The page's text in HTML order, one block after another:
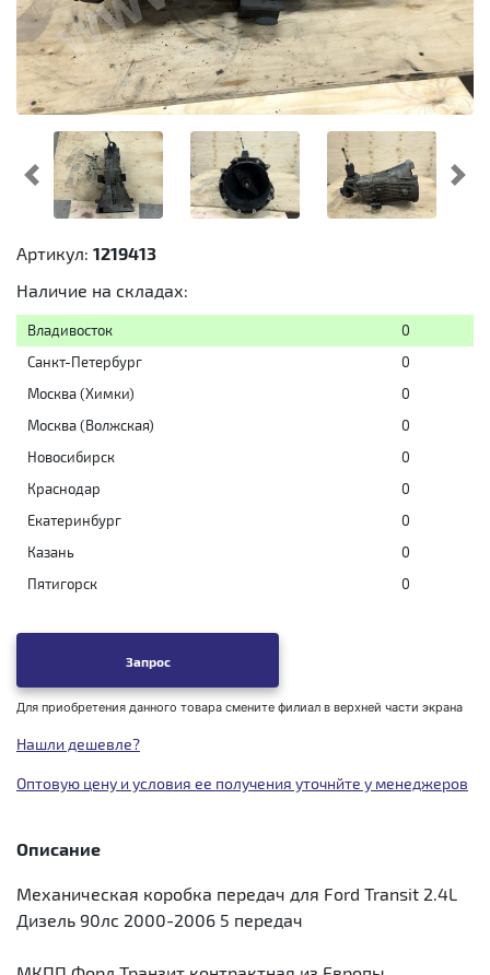
Предыдущий
Артикул: 1219413
Наличие на складах:
Владивосток
0
Санкт-Петербург
0
Москва (Химки)
0
Москва (Волжская)
0
Новосибирск
0
Краснодар
0
Екатеринбург
0
Казань
0
Пятигорск
0
Запрос
Для приобретения данного товара смените филиал в верхней части экрана
Нашли дешевле?
Оптовую цену и условия ее получения уточнйте у менеджеров
Описание
Механическая коробка передач для Ford Transit 2.4L
Дизель 90лс 2000-2006 5 передач